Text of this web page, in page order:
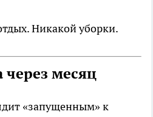
Никакой уборки.
через месяц
«запущенным» к